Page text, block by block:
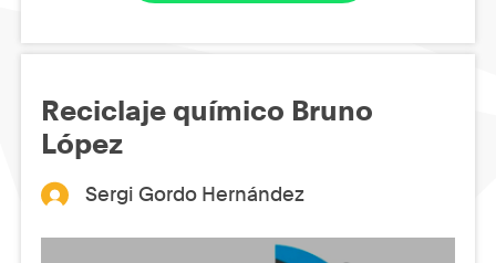
Reciclaje químico Bruno
López
Sergi Gordo Hernández